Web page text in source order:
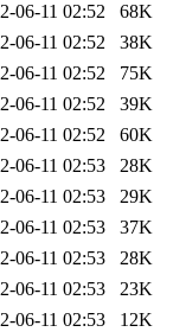
06-11 02:52
68K
06-11 02:52
38K
06-11 02:52
75K
06-11 02:52
39K
06-11 02:52
60K
06-11 02:53
28K
06-11 02:53
29K
06-11 02:53
37K
06-11 02:53
28K
06-11 02:53
23K
06-11 02:53
12K